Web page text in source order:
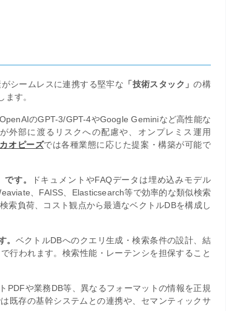
シームレスに連携する堅牢な 「技術スタック」の構
す。
OpenAIのGPT-3/GPT-4やGoogle Geminiなど高性能な
外部に渡るリスクへの配慮や、オンプレミス運用
カオピーズでは各種業態に応じた提案・構築が可能で
す。
ドキュメントやFAQデータは埋め込みモデル
、FAISS、Elasticsearch等で効率的な類似検索
索負荷、コスト観点から最適なベクトルDBを構成し
。 ベクトルDBへのクエリ生成・検索条件の設計、結
行われます。検索性能・レーテンシを担保すること
PDFや業務DB等、異なるフォーマットの情報を正規
既存の基幹システムとの連携や、セマンティックサ